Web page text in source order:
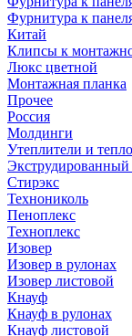
Фурнитура к
Китай
Клипсы к
Люкс цветной
Монтажная планка
Прочее
Россия
Молдинги
Утеплители и
Стирэкс
Технониколь
Пеноплекс
Техноплекс
Изовер
Изовер в рулонах
Изовер листовой
Кнауф
Кнауф в рулонах
Кнауф листовой